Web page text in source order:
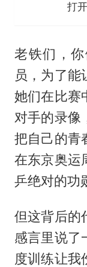
打
老铁们，
员，为了能
她们在比赛
对手的录像
把自己的青
在东京奥运
乒绝对的功
但这背后的
感言里说了
度训练让我